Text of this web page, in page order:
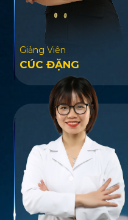
Giảng Viên
CÚC ĐẶNG